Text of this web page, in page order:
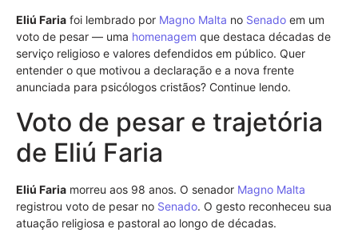
Eliú Faria foi lembrado por Magno Malta no Senado em um
voto de pesar — uma homenagem que destaca décadas de
serviço religioso e valores defendidos em público. Quer
entender o que motivou a declaração e a nova frente
anunciada para psicólogos cristãos? Continue lendo.
Voto de pesar e trajetória
de Eliú Faria
Eliú Faria morreu aos 98 anos. O senador Magno Malta
registrou voto de pesar no Senado. O gesto reconheceu sua
atuação religiosa e pastoral ao longo de décadas.